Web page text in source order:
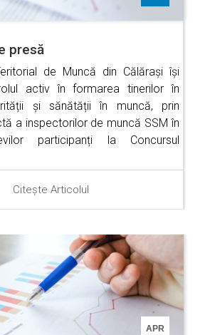
presă
de Muncă din Călărași își
activ în formarea tinerilor în
și sănătății în muncă, prin
a inspectorilor de muncă SSM în
participanți la Concursul
Citește Articolul
APR